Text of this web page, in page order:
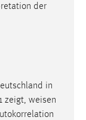
der
in
zeigt, weisen